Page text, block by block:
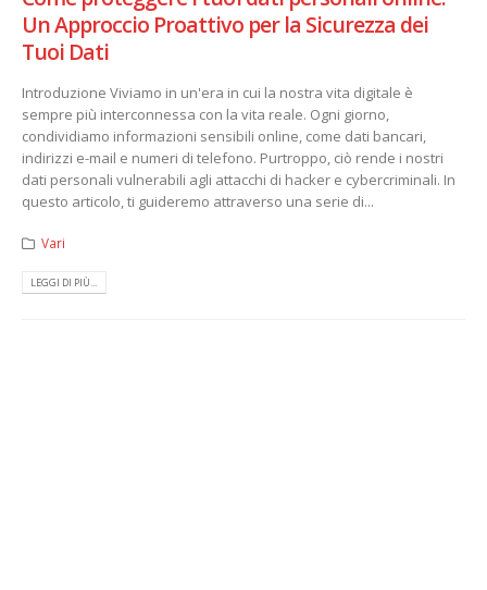
Un Approccio Proattivo per la Sicurezza dei
Tuoi Dati
Introduzione Viviamo in un'era in cui la nostra vita digitale è
sempre più interconnessa con la vita reale. Ogni giorno,
condividiamo informazioni sensibili online, come dati bancari,
indirizzi e-mail e numeri di telefono. Purtroppo, ciò rende i nostri
dati personali vulnerabili agli attacchi di hacker e cybercriminali. In
questo articolo, ti guideremo attraverso una serie di...
Vari
LEGGI DI PIÙ...